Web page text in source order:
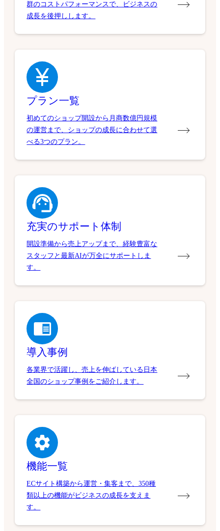
群のコストパフォーマンスで、ビジネスの
成長を後押しします。
プラン一覧
初めてのショップ開設から月商数億円規模
の運営まで、ショップの成長に合わせて選
べる3つのプラン。
充実のサポート体制
開設準備から売上アップまで、経験豊富な
スタッフと最新AIが万全にサポートしま
す。
導入事例
各業界で活躍し、売上を伸ばしている日本
全国のショップ事例をご紹介します。
機能一覧
ECサイト構築から運営・集客まで、350種
類以上の機能がビジネスの成長を支えま
す。